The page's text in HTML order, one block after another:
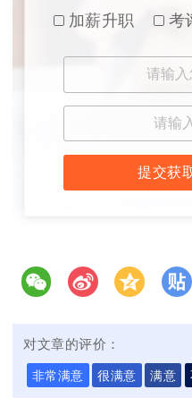
加薪升职
考
提交获
对文章的评价：
非常满意 很满意 满意